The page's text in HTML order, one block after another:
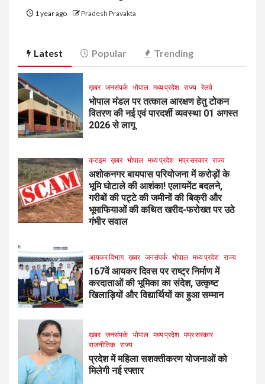
1 year ago Pradesh Pravakta
Latest Popular Trending
ख़बर जनसंपर्क भोपाल मध्य प्रदेश राज्य रेलवे
भोपाल मंडल पर तत्काल आरक्षण हेतु टोकन
वितरण की नई एवं पारदर्शी व्यवस्था 01 अगस्त
2026 से लागू
क्राइम ख़बर भोपाल मध्य प्रदेश मप्र सरकार राज्य
अशोकनगर बायपास परियोजना में करोड़ों के
भूमि घोटाले की आशंका! एलायमेंट बदलने,
गरीबों की पट्टे की जमीनों की बिक्री और
भूमाफियाओं की कथित खरीद-फरोख्त पर उठे
गंभीर सवाल
आयकर विभाग ख़बर जनसंपर्क भोपाल मध्य प्रदेश राज्य
167वें आयकर दिवस पर राष्ट्र निर्माण में
करदाताओं की भूमिका का संदेश, उत्कृष्ट
खिलाड़ियों और विद्यार्थियों का हुआ सम्मान
ख़बर जनसंपर्क भोपाल मध्य प्रदेश मप्र सरकार
राजनीतिक राज्य
प्रदेश में महिला सशक्तीकरण योजनाओं को
मिलेगी नई रफ्तार